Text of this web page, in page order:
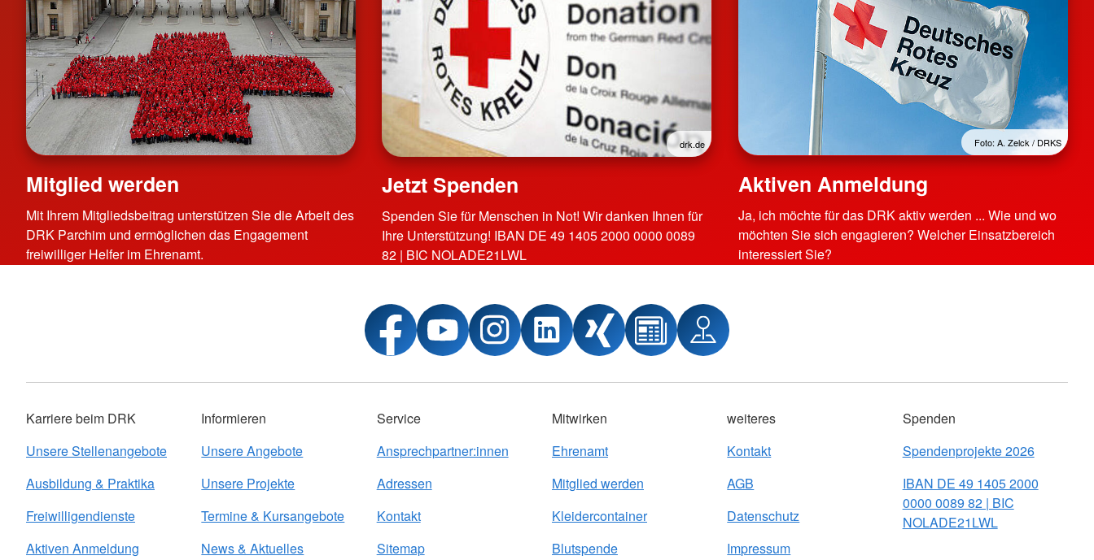
Mitglied werden
Mit Ihrem Mitgliedsbeitrag unterstützen Sie die Arbeit des
DRK Parchim und ermöglichen das Engagement
freiwilliger Helfer im Ehrenamt.
drk.de
Jetzt Spenden
Spenden Sie für Menschen in Not! Wir danken Ihnen für
Ihre Unterstützung! IBAN DE 49 1405 2000 0000 0089
82 | BIC NOLADE21LWL
Foto: A. Zelck / DRKS
Aktiven Anmeldung
Ja, ich möchte für das DRK aktiv werden ... Wie und wo
möchten Sie sich engagieren? Welcher Einsatzbereich
interessiert Sie?
Karriere beim DRK
Unsere Stellenangebote
Ausbildung & Praktika
Freiwilligendienste
Aktiven Anmeldung
Informieren
Unsere Angebote
Unsere Projekte
Termine & Kursangebote
News & Aktuelles
Service
Ansprechpartner:innen
Adressen
Kontakt
Sitemap
Mitwirken
Ehrenamt
Mitglied werden
Kleidercontainer
Blutspende
weiteres
Kontakt
AGB
Datenschutz
Impressum
Spenden
Spendenprojekte 2026
IBAN DE 49 1405 2000
0000 0089 82 | BIC
NOLADE21LWL